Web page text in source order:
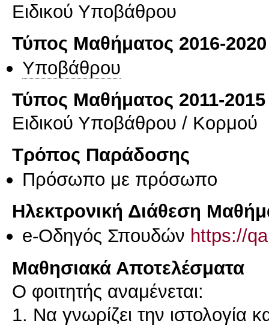
Ειδικού Υποβάθρου
Τύπος Μαθήματος 2016-2020
Υποβάθρου
Τύπος Μαθήματος 2011-2015
Ειδικού Υποβάθρου / Κορμού
Τρόπος Παράδοσης
Πρόσωπο με πρόσωπο
Ηλεκτρονική Διάθεση
e-Οδηγός Σπουδών https://
Μαθησιακά Αποτελέσματα
Ο φοιτητής αναμένεται:
1. Να γνωρίζει την ιστολογία